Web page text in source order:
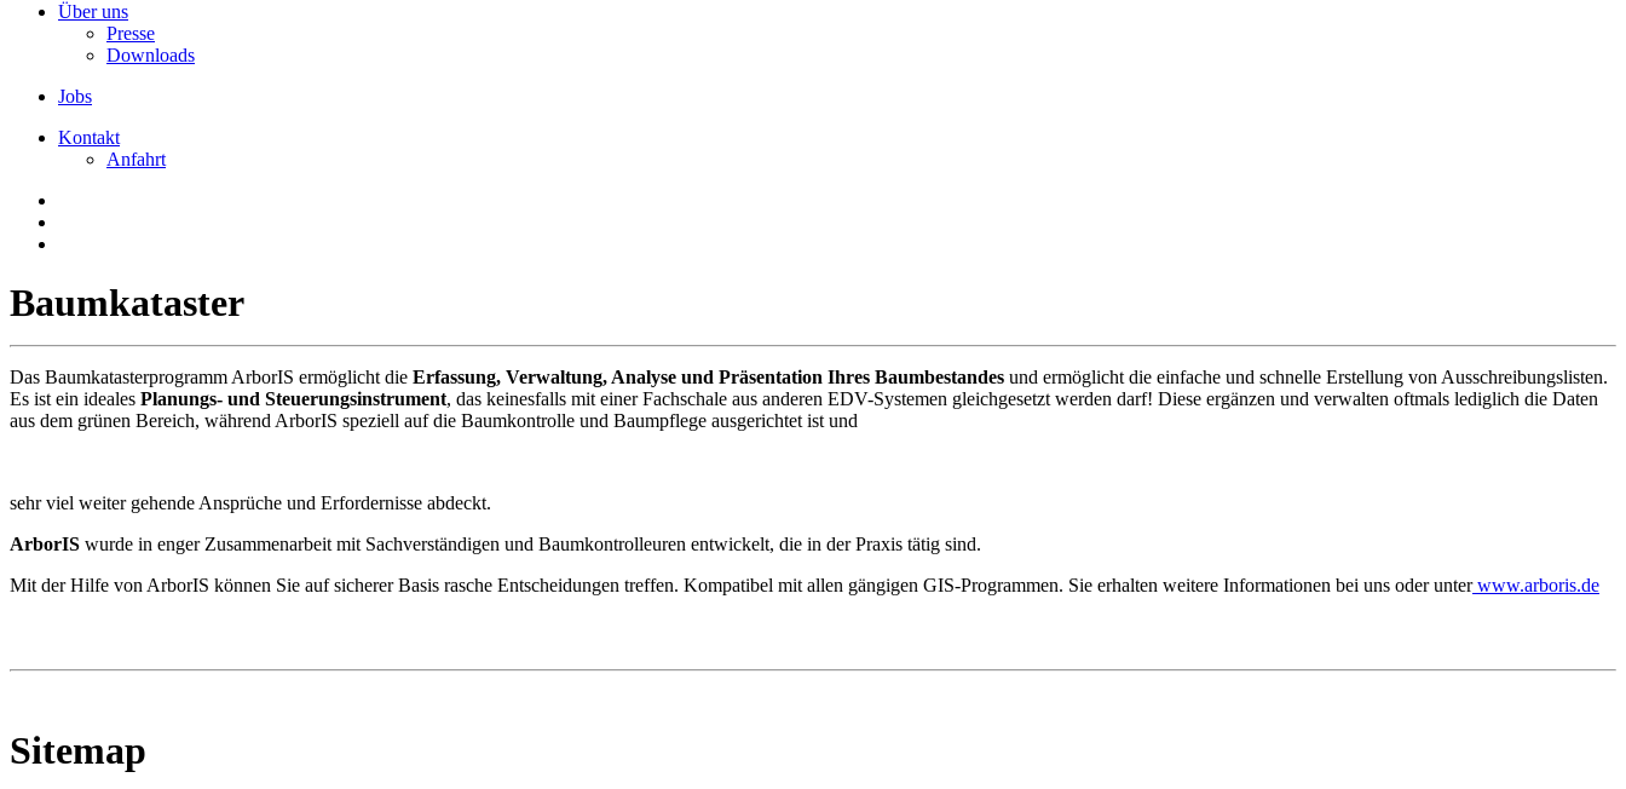
Über uns
Presse
Downloads
Jobs
Kontakt
Anfahrt
Baumkataster
Das Baumkatasterprogramm ArborIS ermöglicht die Erfassung, Verwaltung, Analyse und Präsentation Ihres Baumbestandes und ermöglicht die einfache und schnelle Erstellung von Ausschreibungslisten.
Es ist ein ideales Planungs- und Steuerungsinstrument, das keinesfalls mit einer Fachschale aus anderen EDV-Systemen gleichgesetzt werden darf! Diese ergänzen und verwalten oftmals lediglich die Daten
aus dem grünen Bereich, während ArborIS speziell auf die Baumkontrolle und Baumpflege ausgerichtet ist und
sehr viel weiter gehende Ansprüche und Erfordernisse abdeckt.
ArborIS wurde in enger Zusammenarbeit mit Sachverständigen und Baumkontrolleuren entwickelt, die in der Praxis tätig sind.
Mit der Hilfe von ArborIS können Sie auf sicherer Basis rasche Entscheidungen treffen. Kompatibel mit allen gängigen GIS-Programmen. Sie erhalten weitere Informationen bei uns oder unterwww.arboris.de
Sitemap